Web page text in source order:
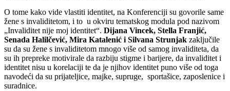
O tome kako vide vlastiti identitet, na Konferenciji su govorile same
žene s invaliditetom, i to u okviru tematskog modula pod nazivom
„Invaliditet nije moj identitet“. Dijana Vincek, Stella Franjić,
Senada Halilčević, Mira Katalenić i Silvana Strunjak zaključile
su da su žene s invaliditetom mnogo više od samog invaliditeta, da
su ih prepreke motivirale da razbiju stigme i barijere, da invaliditet i
identitet nisu u korelaciji te da je njihov identitet puno više od toga
navodeći da su prijateljice, majke, supruge, sportašice, zaposlenice i
suradnice.